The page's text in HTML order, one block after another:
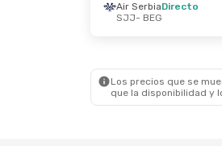
- Dom., 13 De Sep.
Air SerbiaDirecto
SJJ- BEG
Los precios que se
que la disponibilidad y